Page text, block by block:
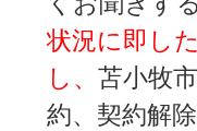
状況に即し
し、 苫小牧
約、契約解